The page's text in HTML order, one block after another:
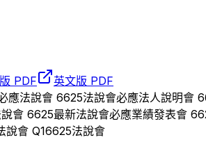
PDF
英文版 PDF
應法說會 6625法說會必應法人說明會
會 6625最新法說會必應業績發表會
說會 Q16625法說會